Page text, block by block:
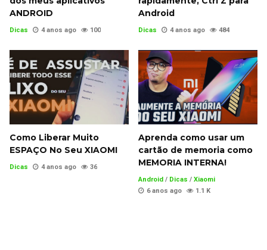
ANDROID
Dicas 4 anos ago 100
Android
Dicas 4 anos ago 484
Como Liberar Muito
ESPAÇO No Seu XIAOMI
Dicas 4 anos ago 36
Aprenda como usar um
cartão de memoria como
MEMORIA INTERNA!
Android / Dicas / Xiaomi
6 anos ago
1.1 K